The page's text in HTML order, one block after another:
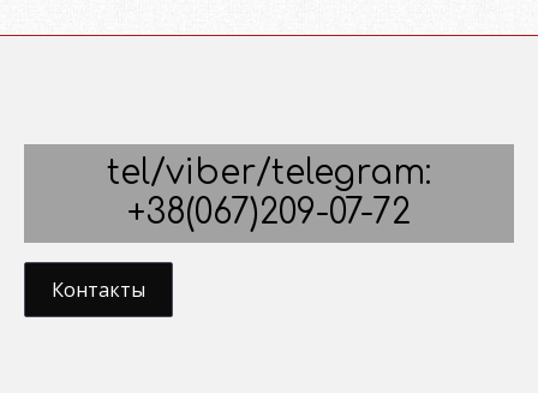
tel/viber/telegram:
+38(067)209-07-72
Контакты